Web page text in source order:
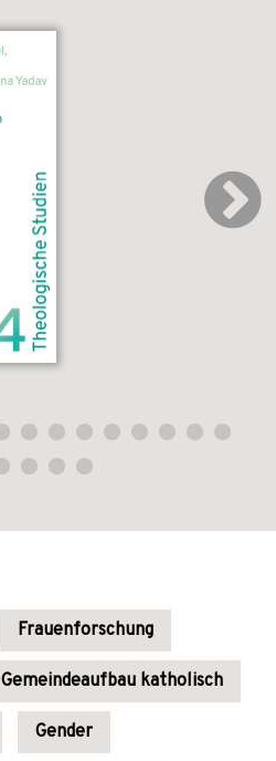
Frauenforschung
Gemeindeaufbau katholisch
Gender